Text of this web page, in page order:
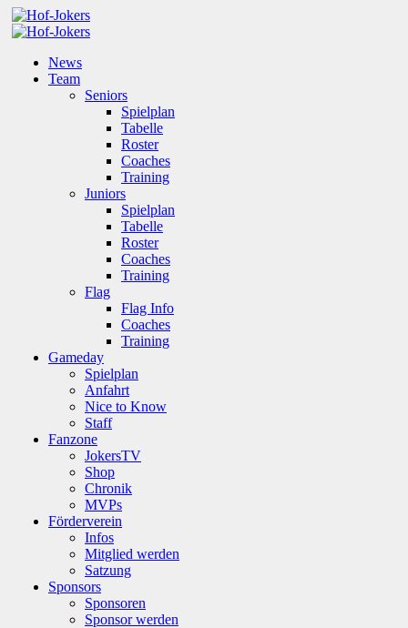
News
Team
Seniors
Spielplan
Tabelle
Roster
Coaches
Training
Juniors
Spielplan
Tabelle
Roster
Coaches
Training
Flag
Flag Info
Coaches
Training
Gameday
Spielplan
Anfahrt
Nice to Know
Staff
Fanzone
JokersTV
Shop
Chronik
MVPs
Förderverein
Infos
Mitglied werden
Satzung
Sponsors
Sponsoren
Sponsor werden